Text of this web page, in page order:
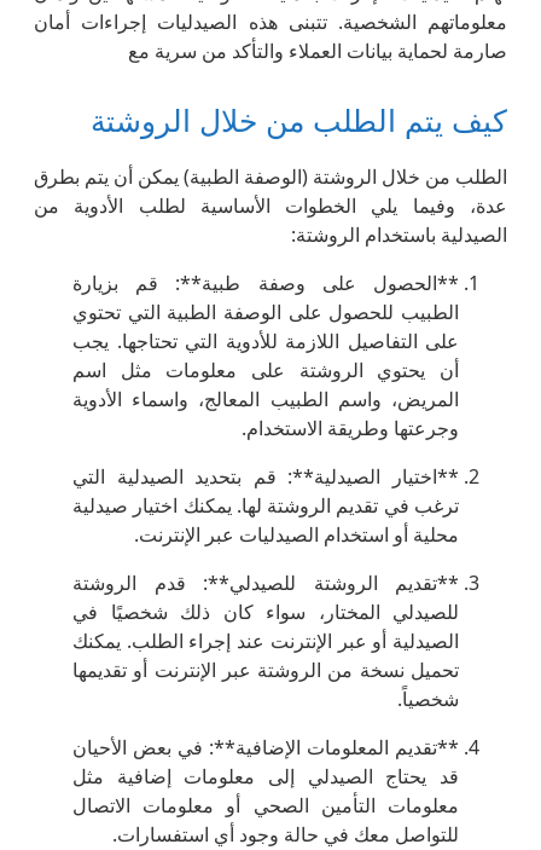
معلوماتهم الشخصية. تتبنى هذه الصيدليات إجراءات أمان
صارمة لحماية بيانات العملاء والتأكد من سرية مع
كيف يتم الطلب من خلال الروشتة
الطلب من خلال الروشتة (الوصفة الطبية) يمكن أن يتم بطرق
عدة، وفيما يلي الخطوات الأساسية لطلب الأدوية من
الصيدلية باستخدام الروشتة:
**الحصول على وصفة طبية**: قم بزيارة
الطبيب للحصول على الوصفة الطبية التي تحتوي
على التفاصيل اللازمة للأدوية التي تحتاجها. يجب
أن يحتوي الروشتة على معلومات مثل اسم
المريض، واسم الطبيب المعالج، واسماء الأدوية
وجرعتها وطريقة الاستخدام.
**اختيار الصيدلية**: قم بتحديد الصيدلية التي
ترغب في تقديم الروشتة لها. يمكنك اختيار صيدلية
محلية أو استخدام الصيدليات عبر الإنترنت.
**تقديم الروشتة للصيدلي**: قدم الروشتة
للصيدلي المختار، سواء كان ذلك شخصيًا في
الصيدلية أو عبر الإنترنت عند إجراء الطلب. يمكنك
تحميل نسخة من الروشتة عبر الإنترنت أو تقديمها
شخصياً.
**تقديم المعلومات الإضافية**: في بعض الأحيان
قد يحتاج الصيدلي إلى معلومات إضافية مثل
معلومات التأمين الصحي أو معلومات الاتصال
للتواصل معك في حالة وجود أي استفسارات.